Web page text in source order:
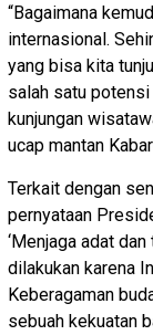
“Bagaimana
internasional.
yang bisa kita
salah satu potensi
kunjungan
ucap mantan
Terkait dengan
pernyataan
‘Menjaga adat
dilakukan karena
Keberagaman
sebuah kekuatan